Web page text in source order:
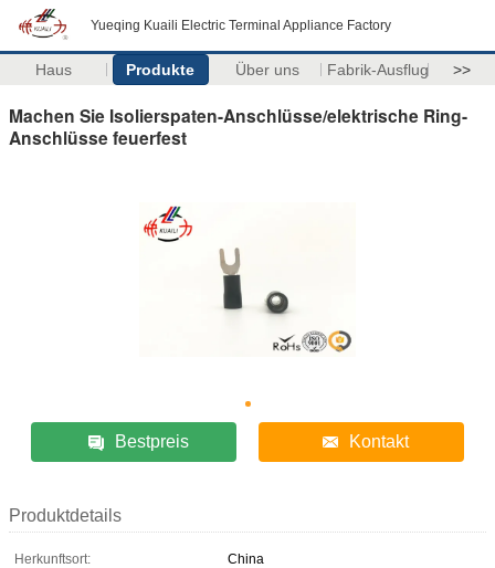
Yueqing Kuaili Electric Terminal Appliance Factory
Haus Produkte Über uns Fabrik-Ausflug >>
Machen Sie Isolierspaten-Anschlüsse/elektrische Ring-
Anschlüsse feuerfest
Bestpreis Kontakt
Produktdetails
Herkunftsort:
China